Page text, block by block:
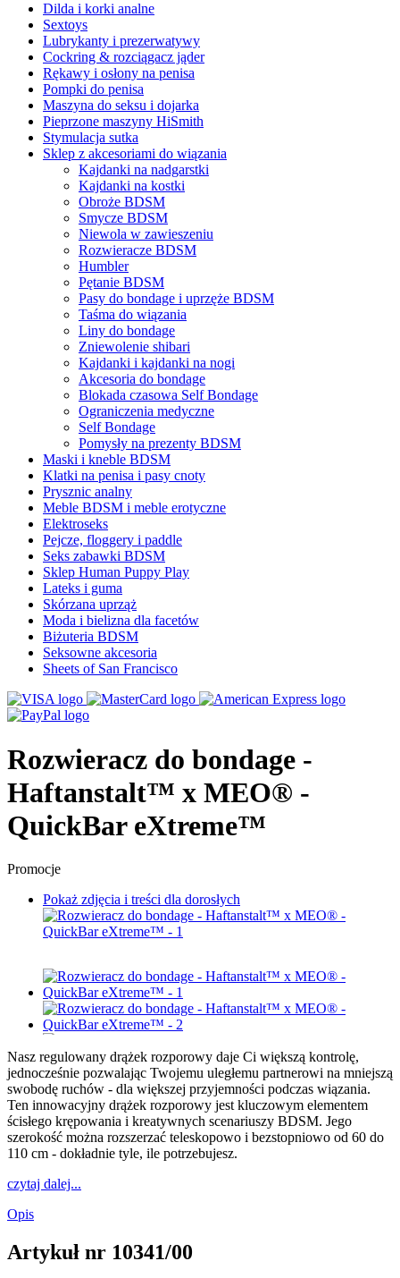
Dilda i korki analne
Sextoys
Lubrykanty i prezerwatywy
Cockring & rozciągacz jąder
Rękawy i osłony na penisa
Pompki do penisa
Maszyna do seksu i dojarka
Pieprzone maszyny HiSmith
Stymulacja sutka
Sklep z akcesoriami do wiązania
Kajdanki na nadgarstki
Kajdanki na kostki
Obroże BDSM
Smycze BDSM
Niewola w zawieszeniu
Rozwieracze BDSM
Humbler
Pętanie BDSM
Pasy do bondage i uprzęże BDSM
Taśma do wiązania
Liny do bondage
Zniewolenie shibari
Kajdanki i kajdanki na nogi
Akcesoria do bondage
Blokada czasowa Self Bondage
Ograniczenia medyczne
Self Bondage
Pomysły na prezenty BDSM
Maski i kneble BDSM
Klatki na penisa i pasy cnoty
Prysznic analny
Meble BDSM i meble erotyczne
Elektroseks
Pejcze, floggery i paddle
Seks zabawki BDSM
Sklep Human Puppy Play
Lateks i guma
Skórzana uprząż
Moda i bielizna dla facetów
Biżuteria BDSM
Seksowne akcesoria
Sheets of San Francisco
Rozwieracz do bondage -
Haftanstalt™ x MEO® -
QuickBar eXtreme™
Promocje
Pokaż zdjęcia i treści dla dorosłych
Nasz regulowany drążek rozporowy daje Ci większą kontrolę,
jednocześnie pozwalając Twojemu uległemu partnerowi na mniejszą
swobodę ruchów - dla większej przyjemności podczas wiązania.
Ten innowacyjny drążek rozporowy jest kluczowym elementem
ścisłego krępowania i kreatywnych scenariuszy BDSM. Jego
szerokość można rozszerzać teleskopowo i bezstopniowo od 60 do
110 cm - dokładnie tyle, ile potrzebujesz.
czytaj dalej...
Opis
Artykuł nr 10341/00